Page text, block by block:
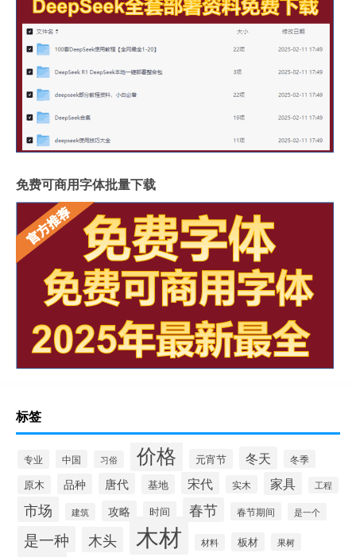
免费可商用字体批量下载
标签
专业 中国 习俗 价格 元宵节 冬天 冬季
原木 品种 唐代 基地 宋代 实木 家具 工程
市场 建筑 攻略 时间 春节 春节期间 是一个
是一种 木头 木材 材料 板材 果树